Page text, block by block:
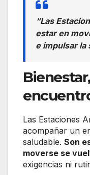
“Las
estar en
e impulsar la
Las Estaciones
acompañar un
saludable. Son
moverse se
exigencias ni